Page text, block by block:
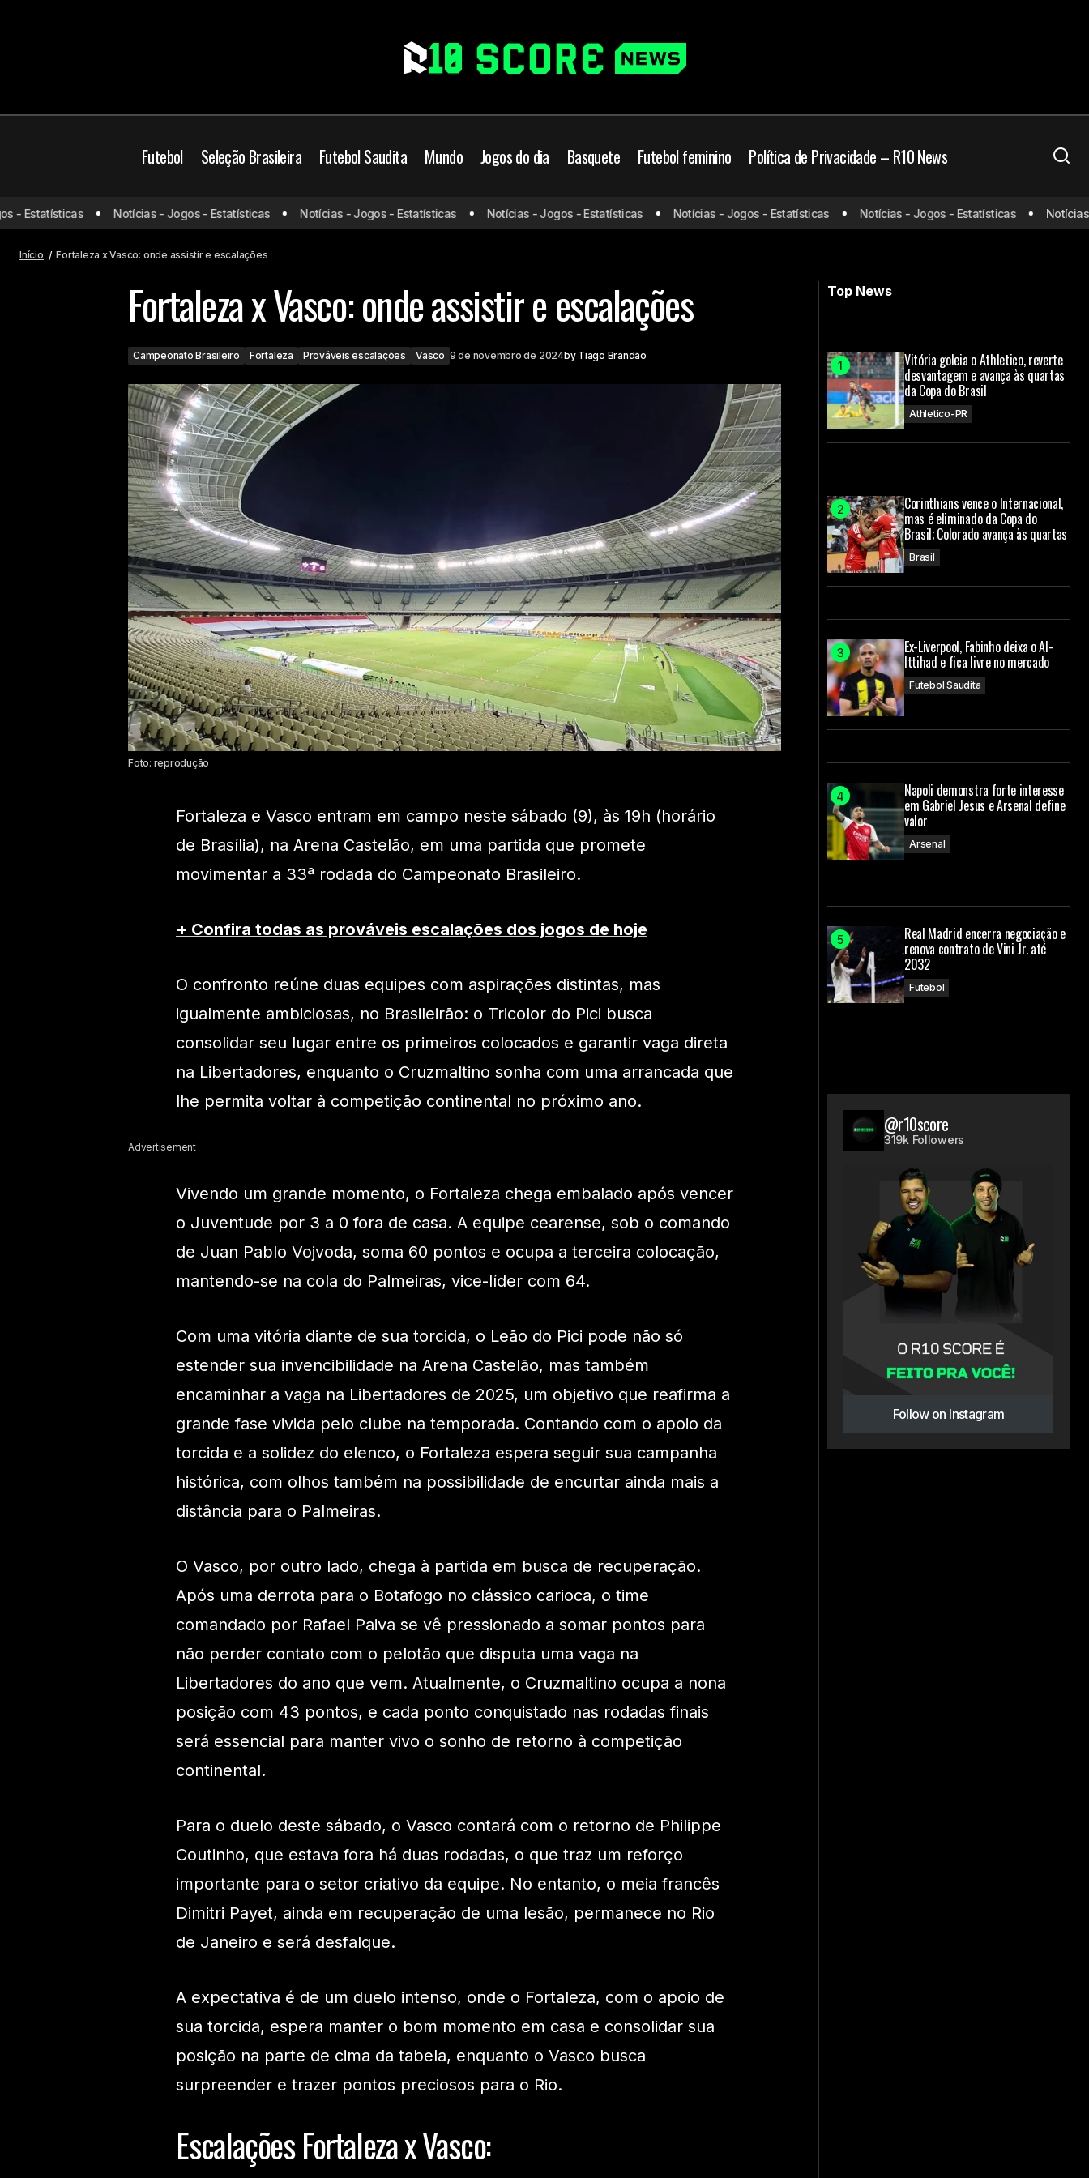
Futebol Seleção Brasileira Futebol Saudita Mundo Jogos do dia Basquete Futebol feminino Política de Privacidade – R10 News
Vitória x Corinthians: onde assistir e
escalações
Campeonato Brasileiro Fortaleza
Prováveis escalações
Vasco
Fortaleza x Vasco: onde assistir e
escalações
Atlético-GO x RB Bragantino: onde
assistir e escalações
Estatísticas Notícias - Jogos - Estatísticas Notícias - Jogos - Estatísticas Notícias - Jogos - Estatísticas Notícias - Jogos - Estatísticas Notícias - Jogos - Estatísticas Notícias -
Início Fortaleza x Vasco: onde assistir e escalações
Fortaleza x Vasco: onde assistir e escalações
Campeonato Brasileiro Fortaleza Prováveis escalações Vasco 9 de novembro de 2024by Tiago Brandão
Foto: reprodução
Fortaleza e Vasco entram em campo neste sábado (9), às 19h (horário
de Brasília), na Arena Castelão, em uma partida que promete
movimentar a 33ª rodada do Campeonato Brasileiro.
+ Confira todas as prováveis escalações dos jogos de hoje
O confronto reúne duas equipes com aspirações distintas, mas
igualmente ambiciosas, no Brasileirão: o Tricolor do Pici busca
consolidar seu lugar entre os primeiros colocados e garantir vaga direta
na Libertadores, enquanto o Cruzmaltino sonha com uma arrancada que
lhe permita voltar à competição continental no próximo ano.
Advertisement
Vivendo um grande momento, o Fortaleza chega embalado após vencer
o Juventude por 3 a 0 fora de casa. A equipe cearense, sob o comando
de Juan Pablo Vojvoda, soma 60 pontos e ocupa a terceira colocação,
mantendo-se na cola do Palmeiras, vice-líder com 64.
Com uma vitória diante de sua torcida, o Leão do Pici pode não só
estender sua invencibilidade na Arena Castelão, mas também
encaminhar a vaga na Libertadores de 2025, um objetivo que reafirma a
grande fase vivida pelo clube na temporada. Contando com o apoio da
torcida e a solidez do elenco, o Fortaleza espera seguir sua campanha
histórica, com olhos também na possibilidade de encurtar ainda mais a
distância para o Palmeiras.
O Vasco, por outro lado, chega à partida em busca de recuperação.
Após uma derrota para o Botafogo no clássico carioca, o time
comandado por Rafael Paiva se vê pressionado a somar pontos para
não perder contato com o pelotão que disputa uma vaga na
Libertadores do ano que vem. Atualmente, o Cruzmaltino ocupa a nona
posição com 43 pontos, e cada ponto conquistado nas rodadas finais
será essencial para manter vivo o sonho de retorno à competição
continental.
Para o duelo deste sábado, o Vasco contará com o retorno de Philippe
Coutinho, que estava fora há duas rodadas, o que traz um reforço
importante para o setor criativo da equipe. No entanto, o meia francês
Dimitri Payet, ainda em recuperação de uma lesão, permanece no Rio
de Janeiro e será desfalque.
A expectativa é de um duelo intenso, onde o Fortaleza, com o apoio de
sua torcida, espera manter o bom momento em casa e consolidar sua
posição na parte de cima da tabela, enquanto o Vasco busca
surpreender e trazer pontos preciosos para o Rio.
Escalações Fortaleza x Vasco:
Top News
Vitória goleia o Athletico, reverte
desvantagem e avança às quartas
da Copa do Brasil
Athletico-PR
Corinthians vence o Internacional,
mas é eliminado da Copa do
Brasil; Colorado avança às quartas
Brasil
Ex-Liverpool, Fabinho deixa o Al-
Ittihad e fica livre no mercado
Futebol Saudita
Napoli demonstra forte interesse
em Gabriel Jesus e Arsenal define
valor
Arsenal
Real Madrid encerra negociação e
renova contrato de Vini Jr. até
2032
Futebol
@r10score
319k Followers
Follow on Instagram